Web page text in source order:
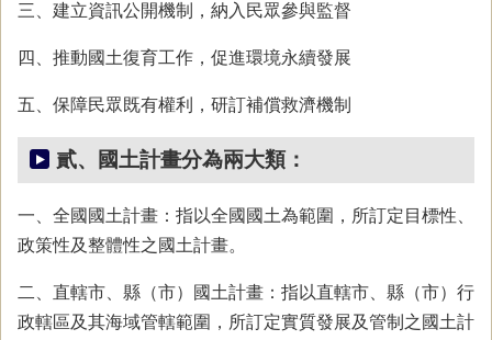
三、建立資訊公開機制，納入民眾參與監督
四、推動國土復育工作，促進環境永續發展
五、保障民眾既有權利，研訂補償救濟機制
貳、國土計畫分為兩大類：
一、全國國土計畫：指以全國國土為範圍，所訂定目標性、
政策性及整體性之國土計畫。
二、直轄市、縣（市）國土計畫：指以直轄市、縣（市）行
政轄區及其海域管轄範圍，所訂定實質發展及管制之國土計